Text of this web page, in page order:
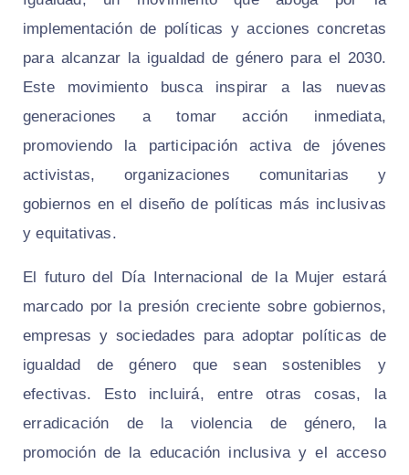
implementación de políticas y acciones concretas
para alcanzar la igualdad de género para el 2030.
Este movimiento busca inspirar a las nuevas
generaciones a tomar acción inmediata,
promoviendo la participación activa de jóvenes
activistas, organizaciones comunitarias y
gobiernos en el diseño de políticas más inclusivas
y equitativas.
El futuro del Día Internacional de la Mujer estará
marcado por la presión creciente sobre gobiernos,
empresas y sociedades para adoptar políticas de
igualdad de género que sean sostenibles y
efectivas. Esto incluirá, entre otras cosas, la
erradicación de la violencia de género, la
promoción de la educación inclusiva y el acceso